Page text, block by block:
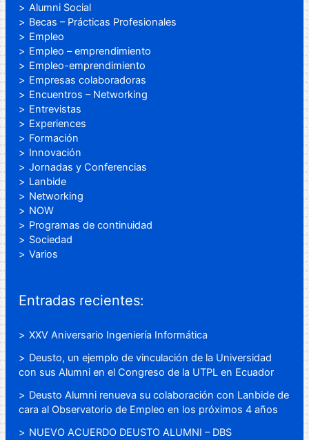
Alumni Social
Becas – Prácticas Profesionales
Empleo
Empleo – emprendimiento
Empleo-emprendimiento
Empresas colaboradoras
Encuentros – Networking
Entrevistas
Experiences
Formación
Innovación
Jornadas y Conferencias
Lanbide
Networking
NOW
Programas de continuidad
Sociedad
Varios
Entradas recientes:
XXV Aniversario Ingeniería Informática
Deusto, un ejemplo de vinculación de la Universidad
con sus Alumni en el Congreso de la UTPL en Ecuador
Deusto Alumni renueva su colaboración con Lanbide de
cara al Observatorio de Empleo en los próximos 4 años
NUEVO ACUERDO DEUSTO ALUMNI – DBS